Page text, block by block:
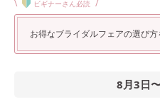
\ ビギナーさん必読 /
お得なブライダルフェアの選び方
8月3日